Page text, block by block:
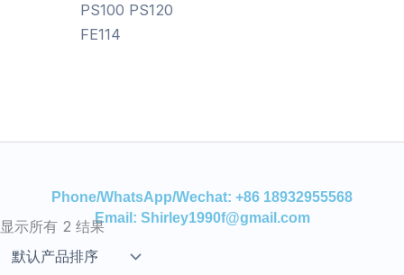
显示所有 2 结果
PS100 PS120
FE114
Phone/WhatsApp/Wechat: +86 18932955568
Email: Shirley1990f@gmail.com